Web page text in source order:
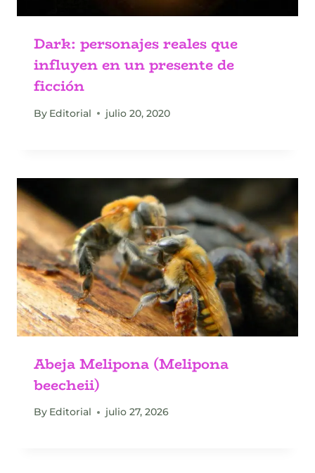
Dark: personajes reales que
influyen en un presente de
ficción
By Editorial julio 20, 2020
Abeja Melipona (Melipona
beecheii)
By Editorial julio 27, 2026